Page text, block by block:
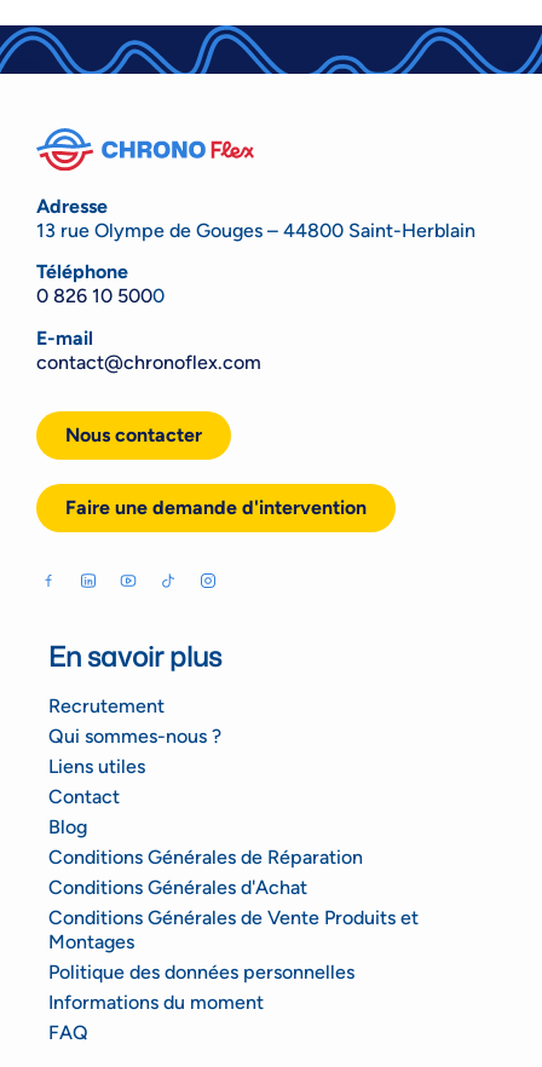
Adresse
13 rue Olympe de Gouges – 44800 Saint-Herblain
Téléphone
0 826 10 5000
E-mail
contact@chronoflex.com
Nous contacter
Faire une demande d'intervention
En savoir plus
Recrutement
Qui sommes-nous ?
Liens utiles
Contact
Blog
Conditions Générales de Réparation
Conditions Générales d'Achat
Conditions Générales de Vente Produits et
Montages
Politique des données personnelles
Informations du moment
FAQ